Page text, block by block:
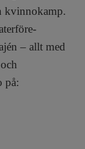
kvinnokamp.
– allt med
på: